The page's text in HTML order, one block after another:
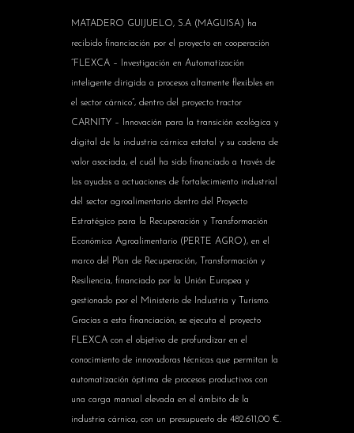
MATADERO GUIJUELO, S.A (MAGUISA) ha
recibido financiación por el proyecto en cooperación
“FLEXCA – Investigación en Automatización
inteligente dirigida a procesos altamente flexibles en
el sector cárnico”, dentro del proyecto tractor
CARNITY – Innovación para la transición ecológica y
digital de la industria cárnica estatal y su cadena de
valor asociada, el cuál ha sido financiado a través de
las ayudas a actuaciones de fortalecimiento industrial
del sector agroalimentario dentro del Proyecto
Estratégico para la Recuperación y Transformación
Económica Agroalimentario (PERTE AGRO), en el
marco del Plan de Recuperación, Transformación y
Resiliencia, financiado por la Unión Europea y
gestionado por el Ministerio de Industria y Turismo.
Gracias a esta financiación, se ejecuta el proyecto
FLEXCA con el objetivo de profundizar en el
conocimiento de innovadoras técnicas que permitan la
automatización óptima de procesos productivos con
una carga manual elevada en el ámbito de la
industria cárnica, con un presupuesto de 482.611,00 €.